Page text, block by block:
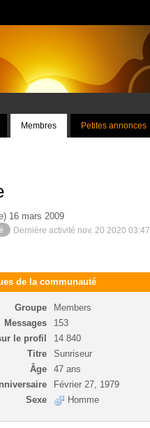
Membres Petites annonces
16 mars 2009
Dernière activité nov. 20 2020 03:47
de la communauté
Groupe
Members
Messages
153
le profil
14 840
Titre
Sunriseur
Âge
47 ans
Février 27, 1979
Sexe
Homme